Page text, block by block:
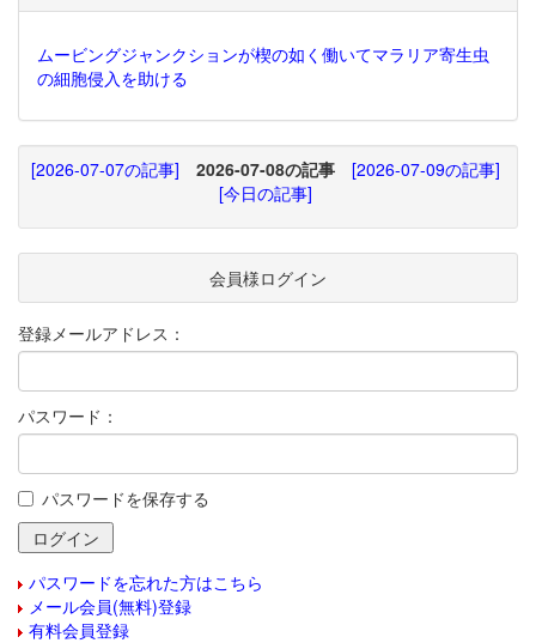
ムービングジャンクションが楔の如く働いてマラリア寄生虫
の細胞侵入を助ける
[2026-07-07の記事] 2026-07-08の記事
[2026-07-09の記事]
[今日の記事]
会員様ログイン
登録メールアドレス：
パスワード：
パスワードを保存する
パスワードを忘れた方はこちら
メール会員(無料)登録
有料会員登録